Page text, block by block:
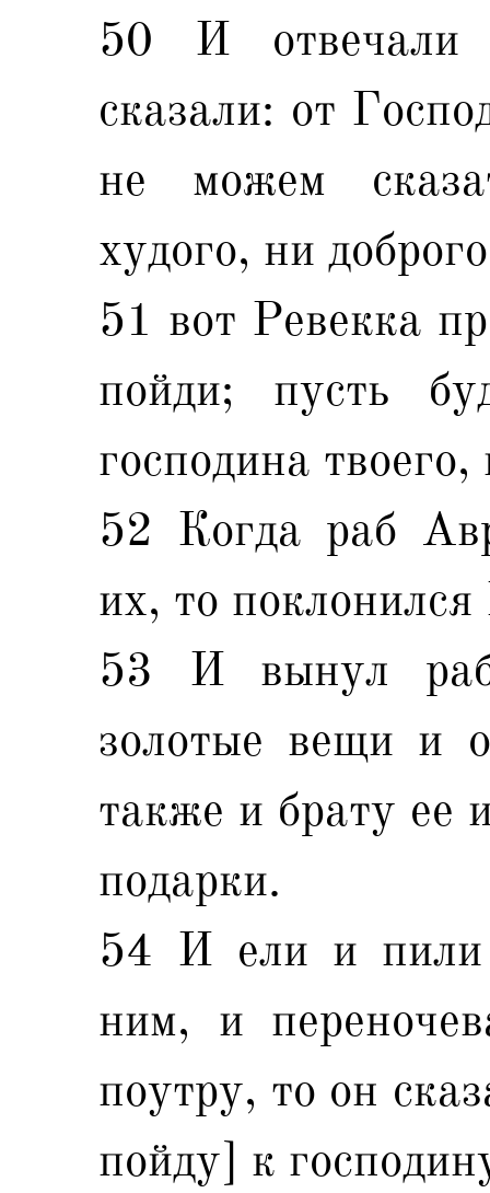
50 И
сказали: от
не можем
худого, ни
51 вот Ревекка
пойди; пусть
господина
52 Когда раб
их, то
53 И вынул
золотые вещи и
также и брату ее
подарки.
54 И ели и
ним, и
поутру, то он
пойду] к